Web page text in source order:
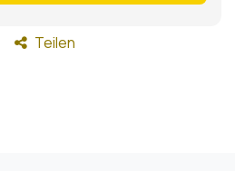
Teilen